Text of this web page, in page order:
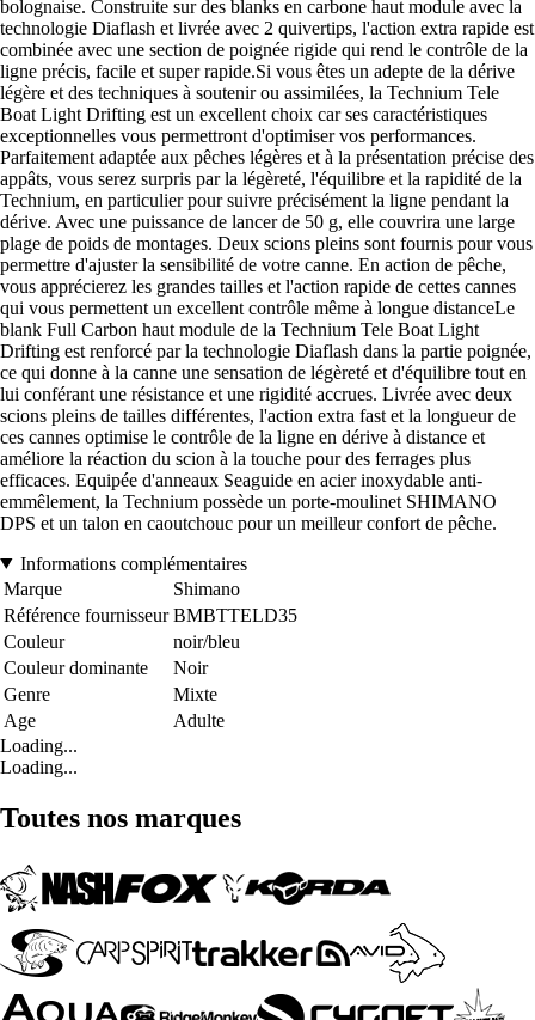
bolognaise. Construite sur des blanks en carbone haut module avec la
technologie Diaflash et livrée avec 2 quivertips, l'action extra rapide est
combinée avec une section de poignée rigide qui rend le contrôle de la
ligne précis, facile et super rapide.Si vous êtes un adepte de la dérive
légère et des techniques à soutenir ou assimilées, la Technium Tele
Boat Light Drifting est un excellent choix car ses caractéristiques
exceptionnelles vous permettront d'optimiser vos performances.
Parfaitement adaptée aux pêches légères et à la présentation précise des
appâts, vous serez surpris par la légèreté, l'équilibre et la rapidité de la
Technium, en particulier pour suivre précisément la ligne pendant la
dérive. Avec une puissance de lancer de 50 g, elle couvrira une large
plage de poids de montages. Deux scions pleins sont fournis pour vous
permettre d'ajuster la sensibilité de votre canne. En action de pêche,
vous apprécierez les grandes tailles et l'action rapide de cettes cannes
qui vous permettent un excellent contrôle même à longue distanceLe
blank Full Carbon haut module de la Technium Tele Boat Light
Drifting est renforcé par la technologie Diaflash dans la partie poignée,
ce qui donne à la canne une sensation de légèreté et d'équilibre tout en
lui conférant une résistance et une rigidité accrues. Livrée avec deux
scions pleins de tailles différentes, l'action extra fast et la longueur de
ces cannes optimise le contrôle de la ligne en dérive à distance et
améliore la réaction du scion à la touche pour des ferrages plus
efficaces. Equipée d'anneaux Seaguide en acier inoxydable anti-
emmêlement, la Technium possède un porte-moulinet SHIMANO
DPS et un talon en caoutchouc pour un meilleur confort de pêche.
Informations complémentaires
Marque
Shimano
Référence fournisseur BMBTTELD35
Couleur
noir/bleu
Couleur dominante
Noir
Genre
Mixte
Age
Adulte
Loading...
Loading...
Toutes nos marques